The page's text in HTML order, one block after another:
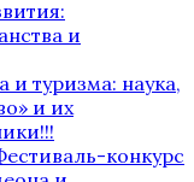
и
и туризма: наука,
и их
конкурс